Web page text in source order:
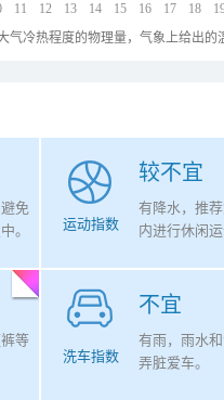
11 12 13 14 15 16 17 18
气冷热程度的物理量，气象上给出
免
。
较不宜
运动指数
有降水，推
内进行休闲
等
不宜
洗车指数
有雨，雨水
弄脏爱车。